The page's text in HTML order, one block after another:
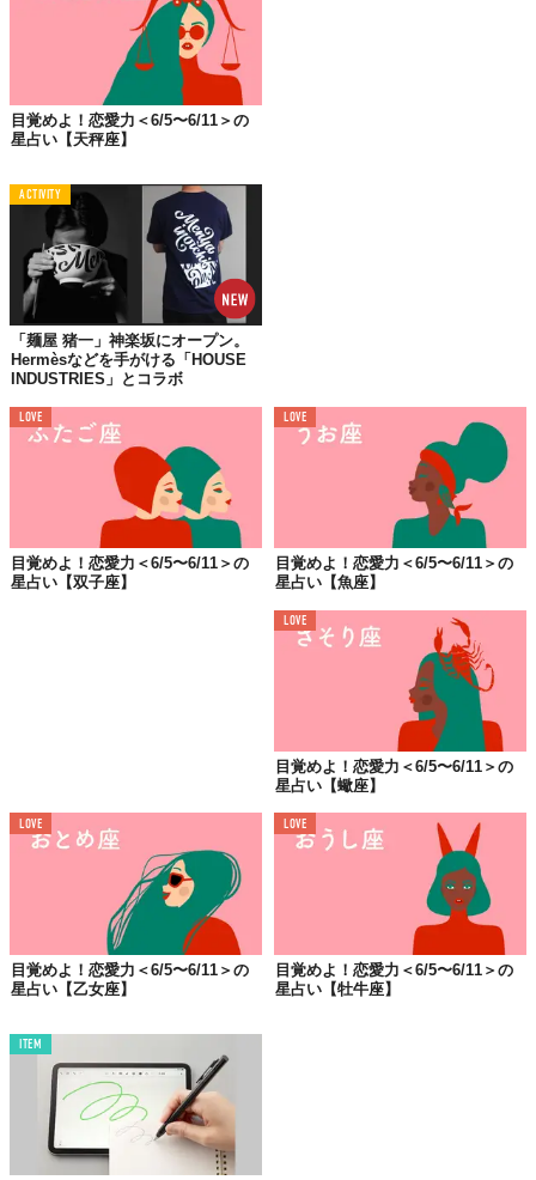
男性は、シングルさんは自分から積極的にアプローチするのもい
いですし、向こうから積極的に誘われる可能性も濃厚です。とに
かく、楽しんで！ カップルさんは今週はテーマ“酒池肉林”でお願
いします。欲望に忠実に従うのが開運の元です。
■仕事・全体運
楽しみながらコツコツと、って感じですかね。周囲を気にするよ
り、自分の世界にどっぷり浸かってやるのがいいみたい。
お心添えはこちらの方から
藤島佑雪
元銀座のクラブホステス。 著書『元銀座ホステスが教え
る強運！美女になる方法』（文藝春秋社刊）。『VOGUE
JAPAN』WEBサイトにて「元ホステス・藤島佑雪が教え
る開運↑美女になる方法」、『an・an web』にてお悩み相
談「クラブ佑雪」連載中。「coconala」にてメールでの鑑
定が大人気！Clubhouseでもときどきルームやってます。
意中のアノ人の今週は？🔯
Top image: ©
TABI LABO
この世界は、もっと広いはずだ。
目覚めよ！恋愛力＜6/5〜6/11＞の
星占い【天秤座】
ACTIVITY
「麺屋 猪一」神楽坂にオープン。
Hermèsなどを手がける「HOUSE
INDUSTRIES」とコラボ
LOVE
目覚めよ！恋愛力＜6/5〜6/11＞の
星占い【双子座】
LOVE
目覚めよ！恋愛力＜6/5〜6/11＞の
星占い【魚座】
LOVE
目覚めよ！恋愛力＜6/5〜6/11＞の
星占い【蠍座】
LOVE
目覚めよ！恋愛力＜6/5〜6/11＞の
星占い【乙女座】
LOVE
目覚めよ！恋愛力＜6/5〜6/11＞の
星占い【牡牛座】
ITEM